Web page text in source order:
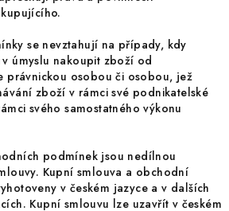
se nevztahují na případy, kdy
úmyslu nakoupit zboží od
právnickou osobou či osobou, jež
zboží v rámci své podnikatelské
svého samostatného výkonu
podmínek jsou nedílnou
Kupní smlouva a obchodní
v českém jazyce a v dalších
Kupní smlouvu lze uzavřít v českém